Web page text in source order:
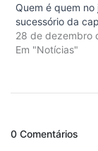
Quem é quem no
sucessório da
28 de dezembro
Em "Notícias"
0 Comentários